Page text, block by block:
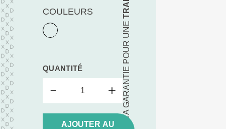
TA GARANTIE POUR UNE
COULEURS
QUANTITÉ
AJOUTER AU